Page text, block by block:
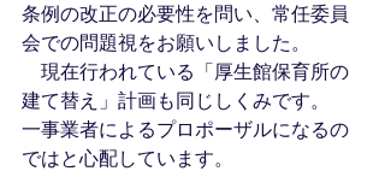
条例の改正の必要性を問い、常任委員
会での問題視をお願いしました。
現在行われている「厚生館保育所の
建て替え」計画も同じしくみです。
一事業者によるプロポーザルになるの
ではと心配しています。